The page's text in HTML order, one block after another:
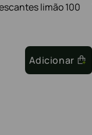
limão 100
Adicionar